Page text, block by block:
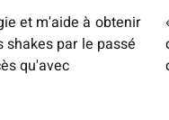
et m'aide à obtenir
par le passé
qu'avec